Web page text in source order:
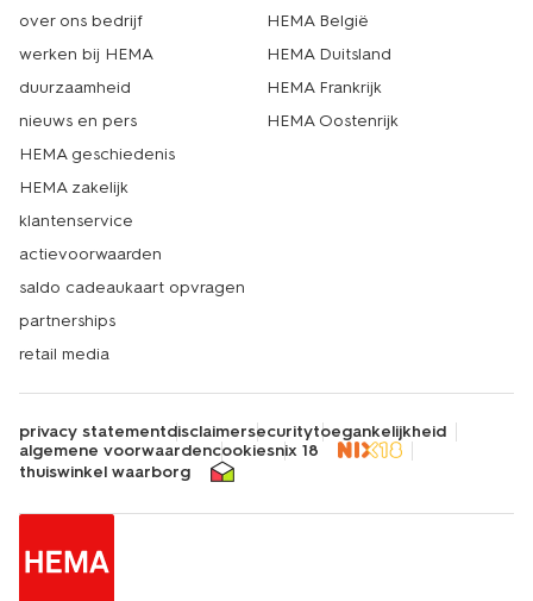
over ons bedrijf
werken bij HEMA
duurzaamheid
nieuws en pers
HEMA geschiedenis
HEMA zakelijk
klantenservice
actievoorwaarden
saldo cadeaukaart opvragen
partnerships
retail media
HEMA België
HEMA Duitsland
HEMA Frankrijk
HEMA Oostenrijk
privacy statementdisclaimersecuritytoegankelijkheid
algemene voorwaardencookiesnix 18
thuiswinkel waarborg